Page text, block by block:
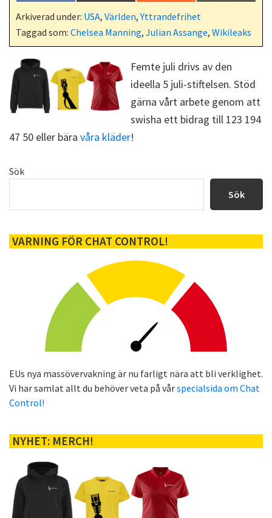
på
a
c
b
o
på
(
T
i
t
e
r
)
på
e
d
t
på
-
s
t
Arkiverad under: USA, Världen,Yttrandefrihet
Taggad som: Chelsea Manning, Julian Assange, Wikileaks
Femte juli drivs av den
ideella 5 juli-stiftelsen. Stöd
gärna vårt arbete genom att
swisha ett bidrag till 123 194
47 50 eller bära våra kläder!
Primärt
Sök
Sök
VARNING FÖR CHAT CONTROL!
EUs nya massövervakning är nu farligt nära att bli verklighet.
Vi har samlat allt du behöver veta på vårspecialsida om Chat
Control!
NYHET: MERCH!